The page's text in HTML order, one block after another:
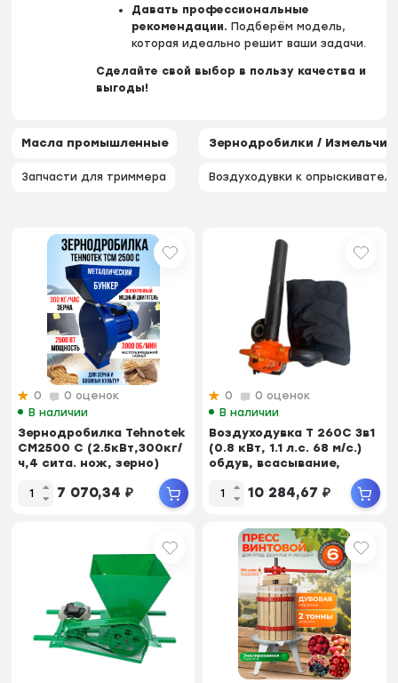
Давать профессиональные
рекомендации. Подберём модель,
которая идеально решит ваши задачи.
Сделайте свой выбор в пользу качества и
выгоды!
Масла промышленные
Запчасти для триммера
Зернодробилки /
Воздуходувки к
0
0 оценок
В наличии
Зернодробилка Tehnotek
CM2500 C (2.5кВт,300кг/
ч,4 сита. нож, зерно)
7 070,34 ₽
0
0 оценок
В наличии
Воздуходувка T 260C 3в1
(0.8 кВт, 1.1 л.с. 68 м/с.)
обдув, всасывание,
10 284,67 ₽